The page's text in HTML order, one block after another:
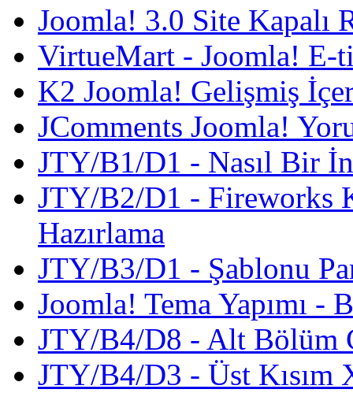
Joomla! 3.0 Site Kapalı
VirtueMart - Joomla! E-
K2 Joomla! Gelişmiş
JComments Joomla!
JTY/B1/D1 - Nasıl Bir
JTY/B2/D1 - Fireworks
Hazırlama
JTY/B3/D1 - Şablonu
Joomla! Tema Yapımı -
JTY/B4/D8 - Alt Bölüm
JTY/B4/D3 - Üst Kısım